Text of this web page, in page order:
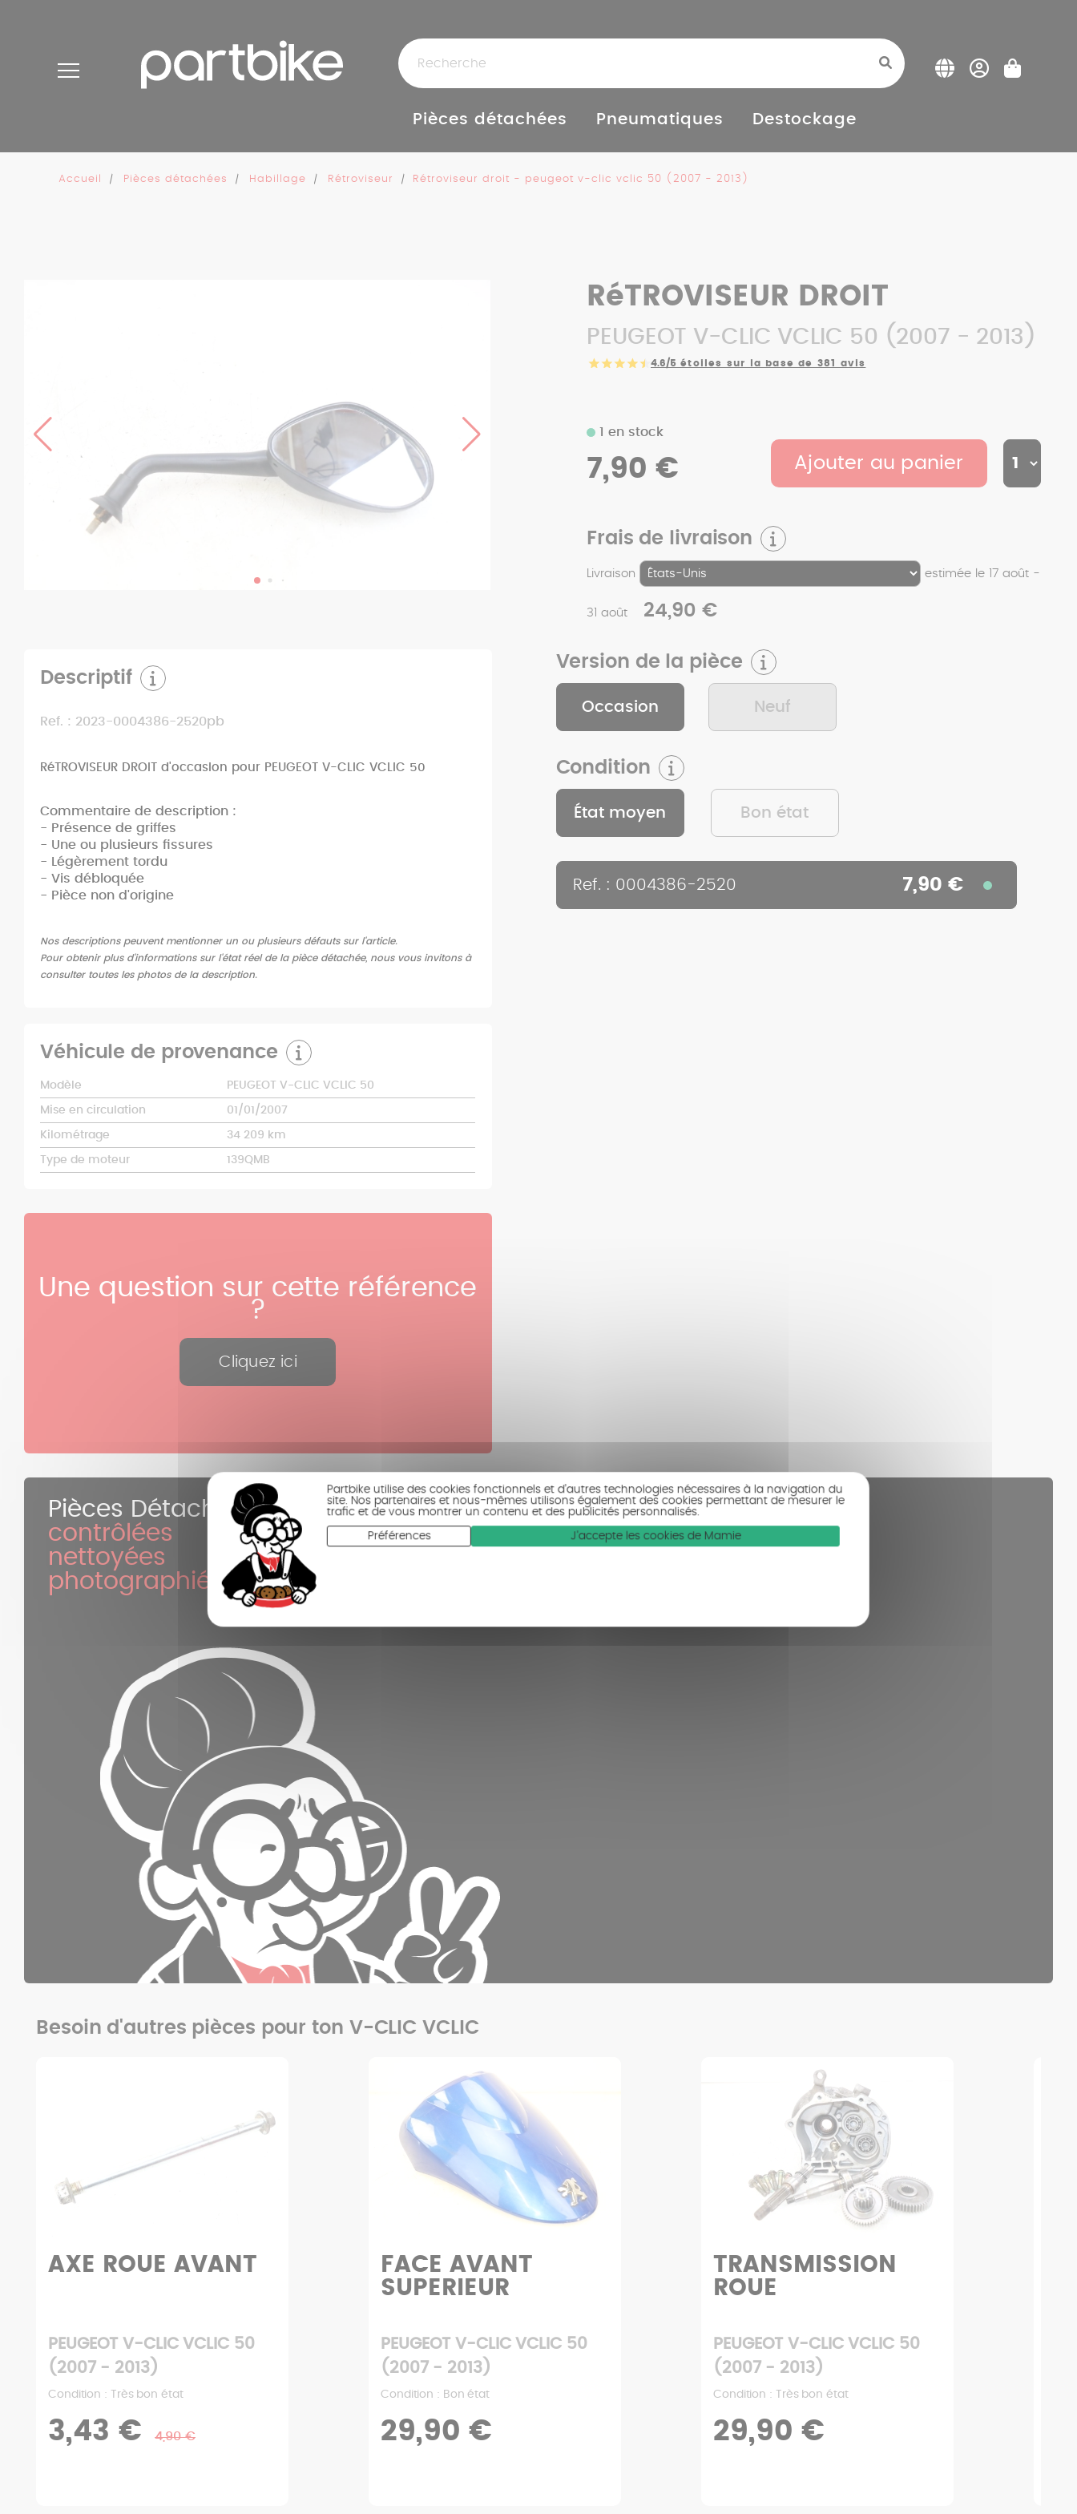
Partbike utilise des cookies fonctionnels et d’autres technologies nécessaires à la navigation du
site. Nos partenaires et nous-mêmes utilisons également des cookies permettant de mesurer le
trafic et de vous montrer un contenu et des publicités personnalisés.
Préférences J'accepte les cookies de Mamie
Pièces détachées Pneumatiques Destockage
Accueil Pièces détachées Habillage Rétroviseur Rétroviseur droit - peugeot v-clic vclic 50 (2007 - 2013)
RéTROVISEUR DROIT
PEUGEOT V-CLIC VCLIC 50 (2007 - 2013)
4.6/5 étoiles sur la base de 381 avis
Frais de livraison
Livraison estimée le 17 août -
31 août 24,90 €
1 en stock
7,90 € Ajouter au panier
Version de la pièce
Occasion Neuf
Condition
État moyen Bon état
Ref. : 0004386-2520 7,90 €
Descriptif
Ref. : 2023-0004386-2520pb
RéTROVISEUR DROIT d'occasion pour PEUGEOT V-CLIC VCLIC 50
Commentaire de description :
- Présence de griffes
- Une ou plusieurs fissures
- Légèrement tordu
- Vis débloquée
- Pièce non d'origine
Nos descriptions peuvent mentionner un ou plusieurs défauts sur l'article.
Pour obtenir plus d'informations sur l'état réel de la pièce détachée, nous vous invitons à
consulter toutes les photos de la description.
Véhicule de provenance
Modèle PEUGEOT V-CLIC VCLIC 50
Mise en circulation 01/01/2007
Kilométrage 34 209 km
Type de moteur 139QMB
Une question sur cette référence
?
Cliquez ici
Pièces Détachées
contrôlées
nettoyées
photographiées
Besoin d'autres pièces pour ton V-CLIC VCLIC
AXE ROUE AVANT
PEUGEOT V-CLIC VCLIC 50
(2007 - 2013)
Condition : Très bon état
3,43 € 4,90 €
FACE AVANT
SUPERIEUR
PEUGEOT V-CLIC VCLIC 50
(2007 - 2013)
Condition : Bon état
29,90 €
TRANSMISSION
ROUE
PEUGEOT V-CLIC VCLIC 50
(2007 - 2013)
Condition : Très bon état
29,90 €